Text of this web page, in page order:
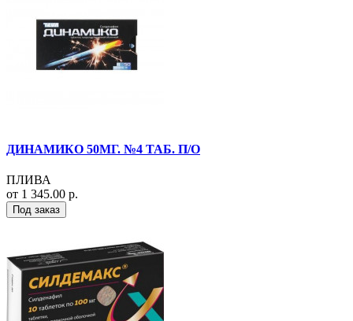
ДИНАМИКО 50МГ. №4 ТАБ. П/О
ПЛИВА
от 1 345.00 р.
Под заказ